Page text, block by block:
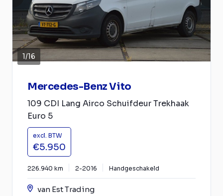
1/16
Mercedes-Benz Vito
109 CDI Lang Airco Schuifdeur Trekhaak
Euro 5
excl. BTW
€5.950
226.940 km 2-2016 Handgeschakeld
van Est Trading